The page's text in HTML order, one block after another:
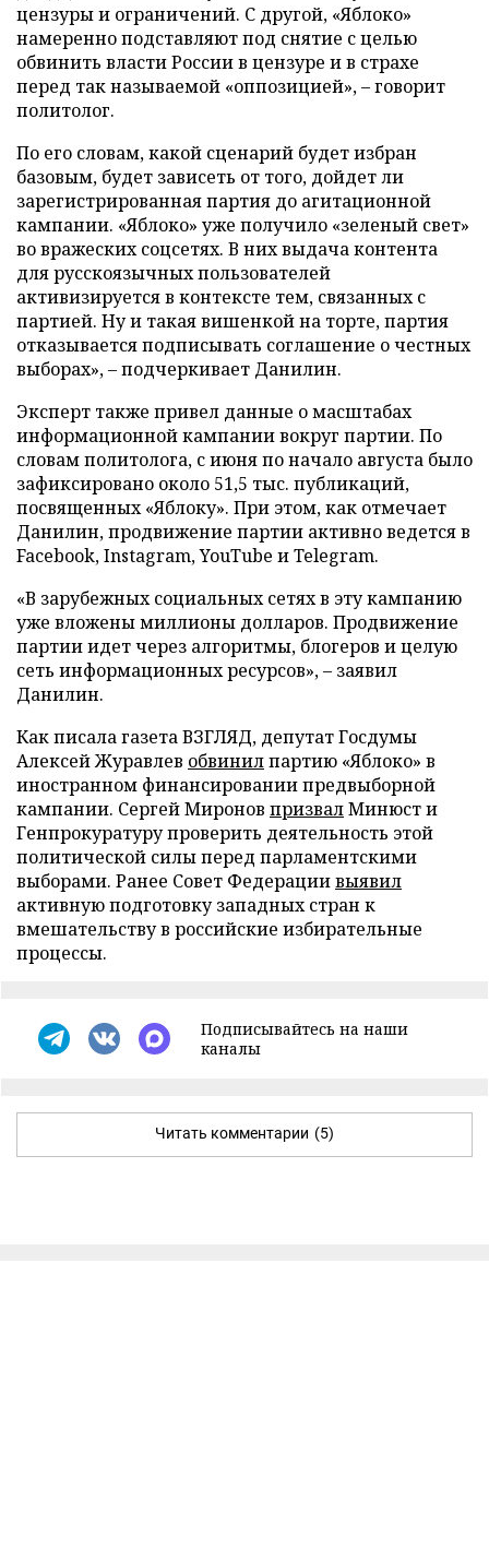
цензуры и ограничений. С другой, «Яблоко»
намеренно подставляют под снятие с целью
обвинить власти России в цензуре и в страхе
перед так называемой «оппозицией», – говорит
политолог.
По его словам, какой сценарий будет избран
базовым, будет зависеть от того, дойдет ли
зарегистрированная партия до агитационной
кампании. «Яблоко» уже получило «зеленый свет»
во вражеских соцсетях. В них выдача контента
для русскоязычных пользователей
активизируется в контексте тем, связанных с
партией. Ну и такая вишенкой на торте, партия
отказывается подписывать соглашение о честных
выборах», – подчеркивает Данилин.
Эксперт также привел данные о масштабах
информационной кампании вокруг партии. По
словам политолога, с июня по начало августа было
зафиксировано около 51,5 тыс. публикаций,
посвященных «Яблоку». При этом, как отмечает
Данилин, продвижение партии активно ведется в
Facebook, Instagram, YouTube и Telegram.
«В зарубежных социальных сетях в эту кампанию
уже вложены миллионы долларов. Продвижение
партии идет через алгоритмы, блогеров и целую
сеть информационных ресурсов», – заявил
Данилин.
Как писала газета ВЗГЛЯД, депутат Госдумы
Алексей Журавлев обвинилпартию «Яблоко» в
иностранном финансировании предвыборной
кампании. Сергей Миронов призвалМинюст и
Генпрокуратуру проверить деятельность этой
политической силы перед парламентскими
выборами. Ранее Совет Федерациивыявил
активную подготовку западных стран к
вмешательству в российские избирательные
процессы.
Подписывайтесь на наши
каналы
Читать комментарии (5)